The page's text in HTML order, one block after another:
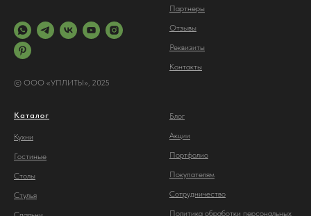
© ООО «УПЛИТЫ», 2025
Партнеры
Отзывы
Реквизиты
Контакты
Каталог
Кухни
Гостиные
Столы
Стулья
Блог
Акции
Портфолио
Покупателям
Сотрудничество
Политика обработки персональных